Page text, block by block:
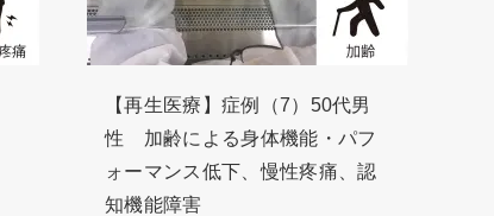
【再生医療】症例（7）50代男
性 加齢による身体機能・パフ
ォーマンス低下、慢性疼痛、認
知機能障害